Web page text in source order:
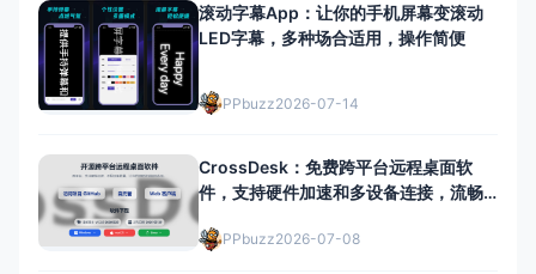
滚动字幕App：让你的手机屏幕变滚动
LED字幕，多种场合适用，操作简便
PPbuzz2026-07-14
CrossDesk：免费跨平台远程桌面软
件，支持硬件加速和多设备连接，流畅
PPbuzz2026-07-08